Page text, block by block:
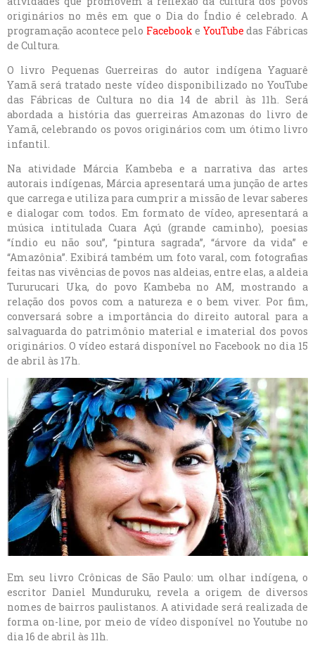
originários no mês em que o Dia do Índio é celebrado. A
programação acontece pelo Facebooke YouTubedas Fábricas
de Cultura.
O livro Pequenas Guerreiras do autor indígena Yaguarê
Yamã será tratado neste vídeo disponibilizado no YouTube
das Fábricas de Cultura no dia 14 de abril às 11h. Será
abordada a história das guerreiras Amazonas do livro de
Yamã, celebrando os povos originários com um ótimo livro
infantil.
Na atividade Márcia Kambeba e a narrativa das artes
autorais indígenas, Márcia apresentará uma junção de artes
que carrega e utiliza para cumprir a missão de levar saberes
e dialogar com todos. Em formato de vídeo, apresentará a
música intitulada Cuara Açú (grande caminho), poesias
“índio eu não sou”, “pintura sagrada”, “árvore da vida” e
“Amazônia”. Exibirá também um foto varal, com fotografias
feitas nas vivências de povos nas aldeias, entre elas, a aldeia
Tururucari Uka, do povo Kambeba no AM, mostrando a
relação dos povos com a natureza e o bem viver. Por fim,
conversará sobre a importância do direito autoral para a
salvaguarda do patrimônio material e imaterial dos povos
originários. O vídeo estará disponível no Facebook no dia 15
de abril às 17h.
Em seu livro Crônicas de São Paulo: um olhar indígena, o
escritor Daniel Munduruku, revela a origem de diversos
nomes de bairros paulistanos. A atividade será realizada de
forma on-line, por meio de vídeo disponível no Youtube no
dia 16 de abril às 11h.